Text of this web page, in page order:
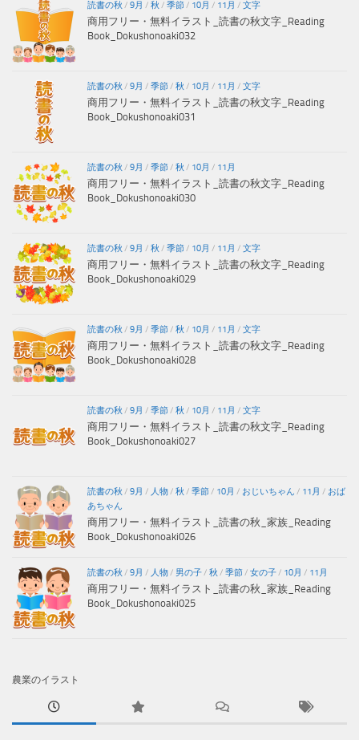
読書の秋 / 9月 / 秋 / 季節/ 10月 / 11月 / 文字
商用フリー・無料イラスト_読書の秋文字_Reading
Book_Dokushonoaki032
読書の秋 / 9月 / 季節/ 秋 / 10月 / 11月 / 文字
商用フリー・無料イラスト_読書の秋文字_Reading
Book_Dokushonoaki031
読書の秋 / 9月 / 季節/ 秋 / 10月 / 11月
商用フリー・無料イラスト_読書の秋文字_Reading
Book_Dokushonoaki030
読書の秋 / 9月 / 秋 / 季節/ 10月 / 11月 / 文字
商用フリー・無料イラスト_読書の秋文字_Reading
Book_Dokushonoaki029
読書の秋 / 9月 / 季節/ 秋 / 10月 / 11月 / 文字
商用フリー・無料イラスト_読書の秋文字_Reading
Book_Dokushonoaki028
読書の秋 / 9月 / 季節/ 秋 / 10月 / 11月 / 文字
商用フリー・無料イラスト_読書の秋文字_Reading
Book_Dokushonoaki027
読書の秋 / 9月 / 人物/ 秋 / 季節/ 10月 / おじいちゃん / 11月 / おば
あちゃん
商用フリー・無料イラスト_読書の秋_家族_Reading
Book_Dokushonoaki026
読書の秋 / 9月 / 人物/ 男の子/ 秋 / 季節/ 女の子/ 10月 / 11月
商用フリー・無料イラスト_読書の秋_家族_Reading
Book_Dokushonoaki025
農業のイラスト